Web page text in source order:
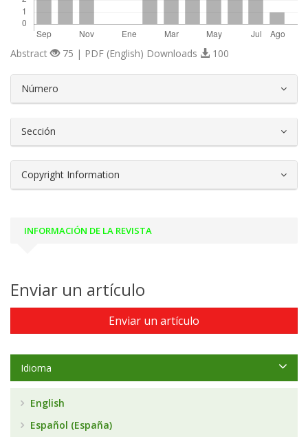
Abstract 75 | PDF (English) Downloads 100
Número
Sección
Copyright Information
INFORMACIÓN DE LA REVISTA
Enviar un artículo
Enviar un artículo
Idioma
English
Español (España)